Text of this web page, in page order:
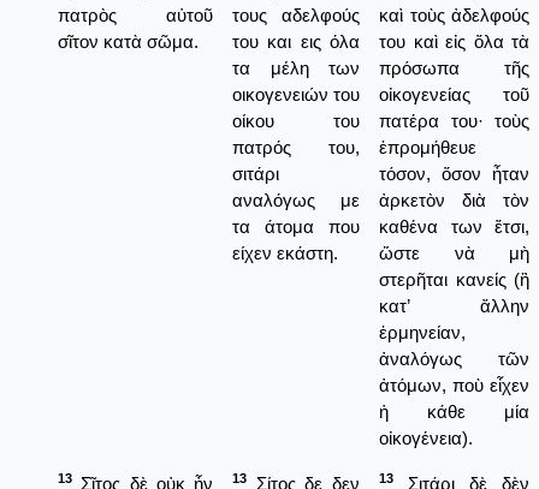
πατρὸς αὐτοῦ
σῖτον κατὰ σῶμα.
τους αδελφούς
του και εις όλα
τα μέλη των
οικογενειών του
οίκου του
πατρός του,
σιτάρι
αναλόγως με
τα άτομα που
είχεν εκάστη.
καὶ τοὺς ἀδελφούς
του καὶ εἰς ὅλα τὰ
πρόσωπα τῆς
οἰκογενείας τοῦ
πατέρα του· τοὺς
ἐπρομήθευε
τόσον, ὅσον ἦταν
ἀρκετὸν διὰ τὸν
καθένα των ἔτσι,
ὥστε νὰ μὴ
στερῆται κανείς (ἢ
κατ’ ἄλλην
ἑρμηνείαν,
ἀναλόγως τῶν
ἀτόμων, ποὺ εἶχεν
ἡ κάθε μία
οἰκογένεια).
13
Σῖτος δὲ οὐκ ἦν
13
Σίτος δε δεν
13
Σιτάρι δὲ δὲν